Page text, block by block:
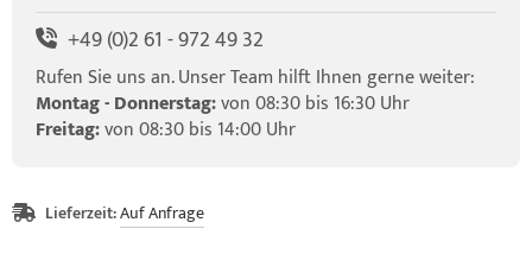
+49 (0)2 61 - 972 49 32
Rufen Sie uns an. Unser Team hilft Ihnen gerne weiter:
Montag - Donnerstag:von 08:30 bis 16:30 Uhr
Freitag:von 08:30 bis 14:00 Uhr
Lieferzeit:Auf Anfrage